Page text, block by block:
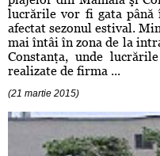
lucrările vor fi gata până
afectat sezonul estival.
mai întâi în zona de la
Constanţa, unde
realizate de firma ...
(21 martie 2015)